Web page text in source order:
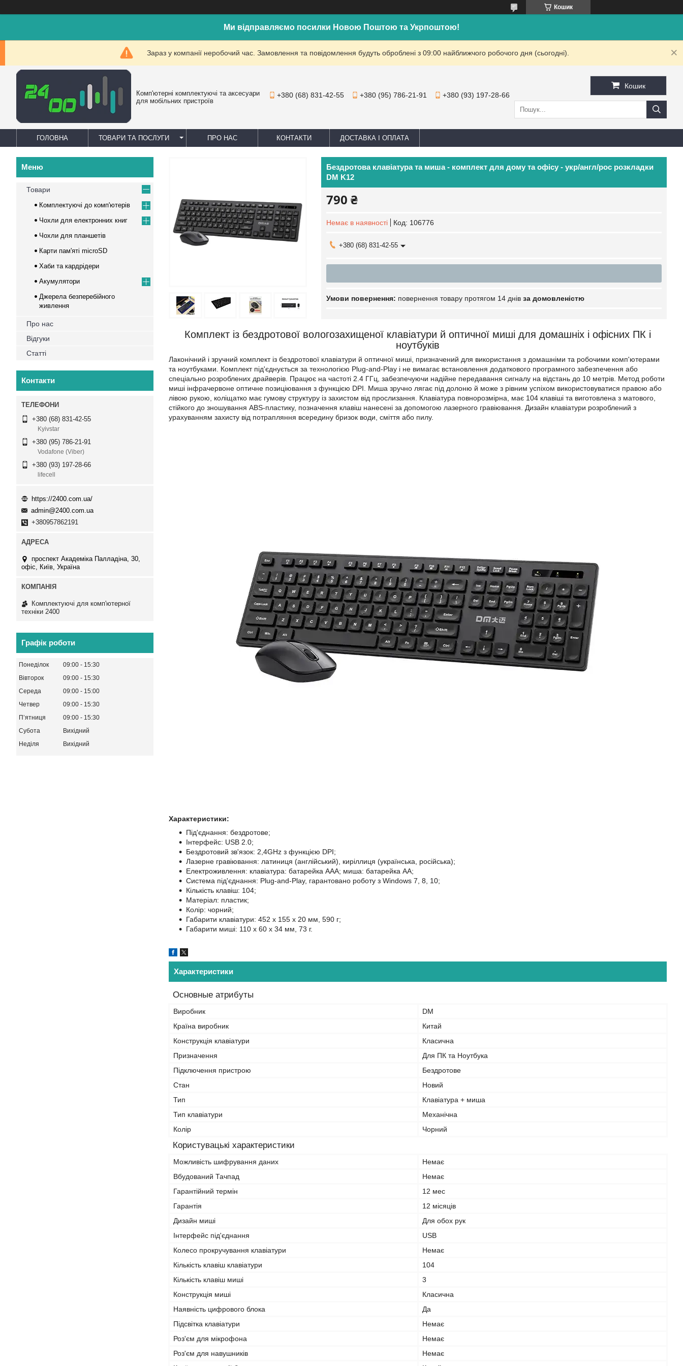
Кошик
Ми відправляємо посилки Новою Поштою та Укрпоштою!
Зараз у компанії неробочий час. Замовлення та повідомлення будуть оброблені з 09:00 найближчого робочого дня (сьогодні).
Комп'ютерні комплектуючі та аксесуари
для мобільних пристроїв
+380 (68) 831-42-55 +380 (95) 786-21-91 +380 (93) 197-28-66
Кошик
ГОЛОВНА ТОВАРИ ТА ПОСЛУГИ ПРО НАС КОНТАКТИ ДОСТАВКА І ОПЛАТА
Бездротова клавіатура та миша - комплект для дому та офісу - укр/англ/рос розкладки
DM K12
790 ₴
Немає в наявності Код: 106776
+380 (68) 831-42-55
повернення товару протягом 14 днів за домовленістю
Комплект із бездротової вологозахищеної клавіатури й оптичної миші для домашніх і офісних ПК і
ноутбуків
Лаконічний і зручний комплект із бездротової клавіатури й оптичної миші, призначений для використання з домашніми та робочими комп'ютерами
та ноутбуками. Комплект під'єднується за технологією Plug-and-Play і не вимагає встановлення додаткового програмного забезпечення або
спеціально розроблених драйверів. Працює на частоті 2.4 ГГц, забезпечуючи надійне передавання сигналу на відстань до 10 метрів. Метод роботи
миші інфрачервоне оптичне позиціювання з функцією DPI. Миша зручно лягає під долоню й може з рівним успіхом використовуватися правою або
лівою рукою, коліщатко має гумову структуру із захистом від прослизання. Клавіатура повнорозмірна, має 104 клавіші та виготовлена з матового,
стійкого до зношування ABS-пластику, позначення клавіш нанесені за допомогою лазерного гравіювання. Дизайн клавіатури розроблений з
урахуванням захисту від потрапляння всередину бризок води, сміття або пилу.
Характеристики:
Під'єднання: бездротове;
Інтерфейс: USB 2.0;
Бездротовий зв'язок: 2,4GHz з функцією DPI;
Лазерне гравіювання: латиниця (англійський), киріллиця (українська, російська);
Електроживлення: клавіатура: батарейка ААА; миша: батарейка АА;
Система під'єднання: Plug-and-Play, гарантовано роботу з Windows 7, 8, 10;
Кількість клавіш: 104;
Матеріал: пластик;
Колір: чорний;
Габарити клавіатури: 452 х 155 х 20 мм, 590 г;
Габарити миші: 110 x 60 x 34 мм, 73 г.
Характеристики
Основные атрибуты
Виробник
DM
Країна виробник
Китай
Конструкція клавіатури
Класична
Призначення
Для ПК та Ноутбука
Підключення пристрою
Бездротове
Стан
Новий
Тип
Клавіатура + миша
Тип клавіатури
Механічна
Колір
Чорний
Користувацькі характеристики
Можливість шифрування даних
Немає
Вбудований Тачпад
Немає
Гарантійний термін
12 мес
Гарантія
12 місяців
Дизайн миші
Для обох рук
Інтерфейс під'єднання
USB
Колесо прокручування клавіатури
Немає
Кількість клавіш клавіатури
104
Кількість клавіш миші
3
Конструкція миші
Класична
Наявність цифрового блока
Да
Підсвітка клавіатури
Немає
Роз'єм для мікрофона
Немає
Роз'єм для навушників
Немає
Товари
Комплектуючі до комп'ютерів
Чохли для електронних книг
Чохли для планшетів
Карти пам'яті microSD
Хаби та кардрідери
Акумулятори
Джерела безперебійного
живлення
Про нас
Відгуки
Статті
Контакти
+380 (68) 831-42-55
Kyivstar
+380 (95) 786-21-91
Vodafone (Viber)
+380 (93) 197-28-66
lifecell
https://2400.com.ua/
admin@2400.com.ua
+380957862191
проспект Академіка Палладіна, 30,
офіс, Київ, Україна
Комплектуючі для комп'ютерної
техніки 2400
Графік роботи
Понеділок 09:00
15:30
Вівторок
09:00
15:30
Середа
09:00
15:00
Четвер
09:00
15:30
Пʼятниця
09:00
15:30
Субота
Вихідний
Неділя
Вихідний